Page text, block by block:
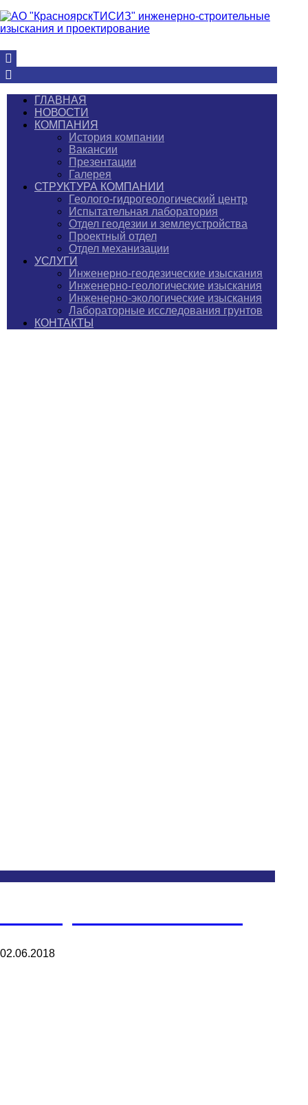
ГЛАВНАЯ
НОВОСТИ
КОМПАНИЯ
История компании
Вакансии
Презентации
Галерея
СТРУКТУРА КОМПАНИИ
Геолого-гидрогеологический центр
Испытательная лаборатория
Отдел геодезии и землеустройства
Проектный отдел
Отдел механизации
УСЛУГИ
Инженерно-геодезические изыскания
Инженерно-геологические изыскания
Инженерно-экологические изыскания
Лабораторные исследования грунтов
КОНТАКТЫ
02.06.2018